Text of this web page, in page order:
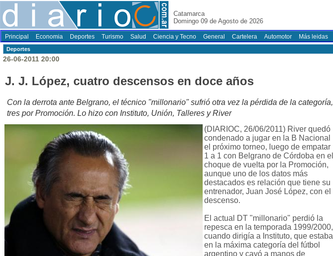
Catamarca
Domingo 09 de Agosto de 2026
Principal Economia Deportes Turismo Salud Ciencia y Tecno General Cartelera Automotor Más leidas
Deportes
26-06-2011 20:00
J. J. López, cuatro descensos en doce años
Con la derrota ante Belgrano, el técnico "millonario" sufrió otra vez la pérdida de la categoría,
tres por Promoción. Lo hizo con Instituto, Unión, Talleres y River
(DIARIOC, 26/06/2011) River quedó
condenado a jugar en la B Nacional
el próximo torneo, luego de empatar
1 a 1 con Belgrano de Córdoba en el
choque de vuelta por la Promoción,
aunque uno de los datos más
destacados es relación que tiene su
entrenador, Juan José López, con el
descenso.
El actual DT "millonario" perdió la
repesca en la temporada 1999/2000,
cuando dirigía a Instituto, que estaba
en la máxima categoría del fútbol
argentino y cayó a manos de